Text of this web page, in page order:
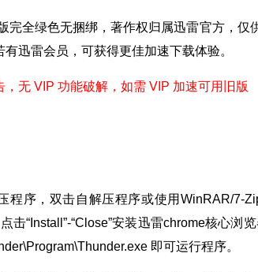
完全绿色无捆绑，著作权归属迅雷官方，仅
迅雷会员，可获得更佳加速下载体验。
无 VIP 功能破解，如需 VIP 加速可用旧版
程序，双击自解压程序或使用WinRAR/7-
击“Install”-“Close”安装迅雷chrome核心
即可运行程序。